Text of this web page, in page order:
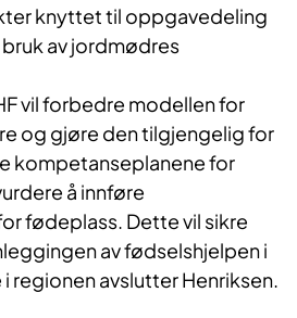
knyttet til oppgavedeling
av jordmødres
vil forbedre modellen for
og gjøre den tilgjengelig for
kompetanseplanene for
å innføre
fødeplass. Dette vil sikre
av fødselshjelpen i
regionen avslutter Henriksen.